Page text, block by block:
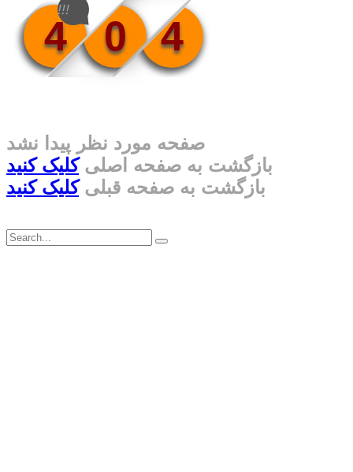
4 0 4
!!!
صفحه مورد نظر پیدا نشد
بازگشت به صفحه اصلیکلیک کنید
بازگشت به صفحه قبلیکلیک کنید